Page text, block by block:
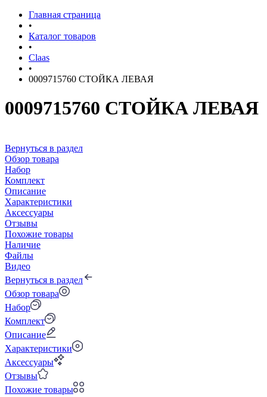
Главная страница
•
Каталог товаров
•
Claas
•
0009715760 СТОЙКА ЛЕВАЯ
0009715760 СТОЙКА ЛЕВАЯ
Вернуться в раздел
Обзор товара
Набор
Комплект
Описание
Характеристики
Аксессуары
Отзывы
Похожие товары
Наличие
Файлы
Видео
Вернуться в раздел
Обзор товара
Набор
Комплект
Описание
Характеристики
Аксессуары
Отзывы
Похожие товары